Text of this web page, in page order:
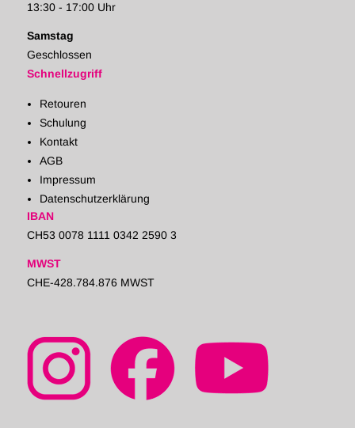
13:30 - 17:00 Uhr
Samstag
Geschlossen
Schnellzugriff
Retouren
Schulung
Kontakt
AGB
Impressum
Datenschutzerklärung
IBAN
CH53 0078 1111 0342 2590 3
MWST
CHE-428.784.876 MWST